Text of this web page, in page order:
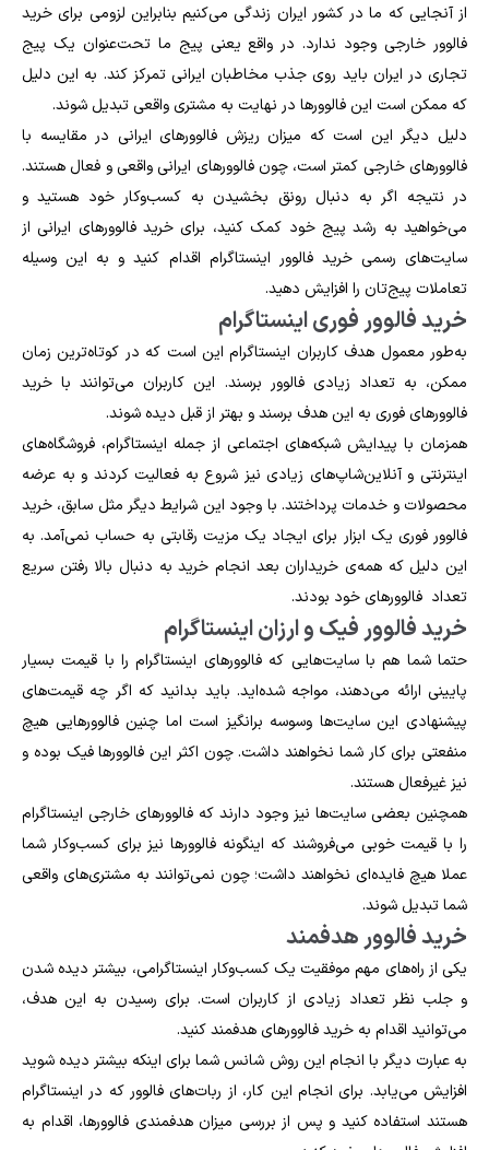
از آنجایی که ما در کشور ایران زندگی می‌کنیم بنابراین لزومی برای خرید
فالوور خارجی وجود ندارد. در واقع یعنی پیج ما تحت‌عنوان یک پیج
تجاری در ایران باید روی جذب مخاطبان ایرانی تمرکز کند. به این دلیل
که ممکن است این فالوورها در نهایت به مشتری واقعی تبدیل شوند.
دلیل دیگر این است که میزان ریزش فالوورهای ایرانی در مقایسه با
فالوورهای خارجی کمتر است، چون فالوورهای ایرانی واقعی و فعال هستند.
در نتیجه اگر به ‌دنبال رونق بخشیدن به کسب‌وکار خود هستید و
می‌خواهید به رشد پیج خود کمک کنید، برای خرید فالوورهای ایرانی از
سایت‌های رسمی خرید فالوور اینستاگرام اقدام کنید و به این وسیله
تعاملات پیج‌تان را افزایش دهید.
خرید فالوور فوری اینستاگرام
به‌طور معمول هدف کاربران اینستاگرام این است که در کوتاه‌ترین زمان
ممکن، به تعداد زیادی فالوور برسند. این کاربران می‌توانند با خرید
فالوورهای فوری به این هدف برسند و بهتر از قبل دیده شوند.
همزمان با پیدایش شبکه‌های اجتماعی از جمله اینستاگرام، فروشگاه‌های
اینترنتی و آنلاین‌شاپ‌های زیادی نیز شروع به فعالیت کردند و به عرضه
محصولات و خدمات پرداختند. با وجود این شرایط دیگر مثل سابق، خرید
فالوور فوری یک ابزار برای ایجاد یک مزیت رقابتی به حساب نمی‌آمد. به
این دلیل که همه‌ی خریداران بعد انجام خرید به دنبال بالا رفتن سریع
تعداد فالوور‌های خود بودند.
خرید فالوور فیک و ارزان اینستاگرام
حتما شما هم با سایت‌هایی که فالوور‌های اینستاگرام را با قیمت بسیار
پایینی ارائه می‌دهند، مواجه شده‌اید. باید بدانید که اگر چه قیمت‌های
پیشنهادی این سایت‌ها وسوسه برانگیز است اما چنین فالوورهایی هیچ
منفعتی برای کار شما نخواهند داشت. چون اکثر این فالوورها فیک بوده و
نیز غیرفعال هستند.
همچنین بعضی سایت‌ها نیز وجود دارند که فالوورهای خارجی اینستاگرام
را با قیمت خوبی می‌فروشند که اینگونه فالوورها نیز برای کسب‌وکار شما
عملا هیچ فایده‌ای نخواهند داشت؛ چون نمی‌توانند به مشتری‌های واقعی
شما تبدیل شوند.
خرید فالوور هدفمند
یکی از راه‌های مهم موفقیت یک کسب‌وکار اینستاگرامی، بیشتر دیده‌ شدن
و جلب نظر تعداد زیادی از کاربران است. برای رسیدن به این هدف،
می‌توانید اقدام به خرید فالوورهای هدفمند کنید.
به عبارت دیگر با انجام این روش شانس شما برای اینکه بیشتر دیده شوید
افزایش می‌یابد. برای انجام این کار، از ربات‌های فالوور که در اینستاگرام
هستند استفاده کنید و پس از بررسی میزان هدفمندی فالوور‌ها، اقدام به